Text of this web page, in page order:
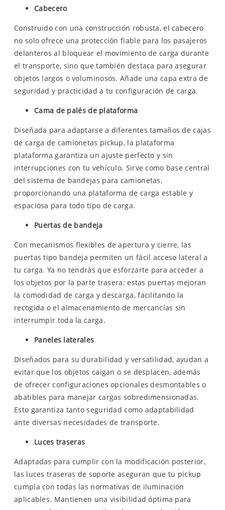
Cabecero
Construido con una construcción robusta, el cabecero
no solo ofrece una protección fiable para los pasajeros
delanteros al bloquear el movimiento de carga durante
el transporte, sino que también destaca para asegurar
objetos largos o voluminosos. Añade una capa extra de
seguridad y practicidad a tu configuración de carga.
Cama de palés de plataforma
Diseñada para adaptarse a diferentes tamaños de cajas
de carga de camionetas pickup, la plataforma
plataforma garantiza un ajuste perfecto y sin
interrupciones con tu vehículo. Sirve como base central
del sistema de bandejas para camionetas,
proporcionando una plataforma de carga estable y
espaciosa para todo tipo de carga.
Puertas de bandeja
Con mecanismos flexibles de apertura y cierre, las
puertas tipo bandeja permiten un fácil acceso lateral a
tu carga. Ya no tendrás que esforzarte para acceder a
los objetos por la parte trasera: estas puertas mejoran
la comodidad de carga y descarga, facilitando la
recogida o el almacenamiento de mercancías sin
interrumpir toda la carga.
Paneles laterales
Diseñados para su durabilidad y versatilidad, ayudan a
evitar que los objetos caigan o se desplacen, además
de ofrecer configuraciones opcionales desmontables o
abatibles para manejar cargas sobredimensionadas.
Esto garantiza tanto seguridad como adaptabilidad
ante diversas necesidades de transporte.
Luces traseras
Adaptadas para cumplir con la modificación posterior,
las luces traseras de soporte aseguran que tu pickup
cumpla con todas las normativas de iluminación
aplicables. Mantienen una visibilidad óptima para